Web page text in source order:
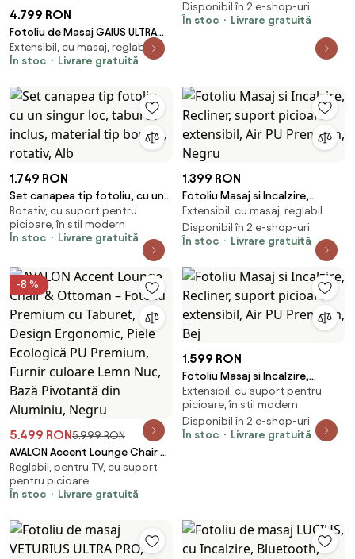
4.799 RON
Fotoliu de Masaj GAIUS ULTRA
PREMIUM – Tehnologie, Relaxare
și Eleganță - AI Voice, Incalzire,
Bluetooth, Gri
Extensibil, cu masaj, reglabil
În stoc
Livrare gratuită
Disponibil în 2 e-shop-uri
În stoc
Livrare gratuită
1.749 RON
Set canapea tip fotoliu, cu un
singur loc, taburet inclus,
material tip boucle, rotativ, Alb
Rotativ, cu suport pentru
picioare, în stil modern
În stoc
Livrare gratuită
1.399 RON
Fotoliu Masaj si Incalzire,
Recliner, suport picioare
extensibil, Air PU Premium,
Negru
Extensibil, cu masaj, reglabil
Disponibil în 2 e-shop-uri
În stoc
Livrare gratuită
-8 %
5.499 RON5.999 RON
AVALON Accent Lounge Chair &
Ottoman – Fotoliu Premium cu
Taburet, Design Ergonomic,
Piele Ecologică PU Premium,
Pivotantă din Aluminiu, Negru
Reglabil, pentru TV, cu suport
pentru picioare
În stoc
Livrare gratuită
1.599 RON
Fotoliu Masaj si Incalzire,
Recliner, suport picioare
extensibil, Air PU Premium, Bej
Extensibil, cu suport pentru
picioare, în stil modern
Disponibil în 2 e-shop-uri
În stoc
Livrare gratuită